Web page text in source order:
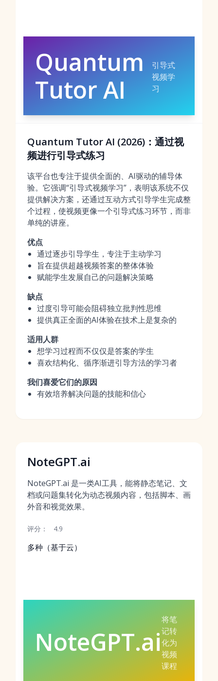
Quantum
Tutor AI
引导式
视频学
习
Quantum Tutor AI (2026)：通过视
频进行引导式练习
该平台也专注于提供全面的、AI驱动的辅导体
验。它强调“引导式视频学习”，表明该系统不仅
提供解决方案，还通过互动方式引导学生完成整
个过程，使视频更像一个引导式练习环节，而非
单纯的讲座。
优点
通过逐步引导学生，专注于主动学习
旨在提供超越视频答案的整体体验
赋能学生发展自己的问题解决策略
缺点
过度引导可能会阻碍独立批判性思维
提供真正全面的AI体验在技术上是复杂的
适用人群
想学习过程而不仅仅是答案的学生
喜欢结构化、循序渐进引导方法的学习者
我们喜爱它们的原因
有效培养解决问题的技能和信心
NoteGPT.ai
NoteGPT.ai 是一类AI工具，能将静态笔记、文
档或问题集转化为动态视频内容，包括脚本、画
外音和视觉效果。
评分： 4.9
多种（基于云）
NoteGPT.ai
将笔
记转
化为
视频
课程